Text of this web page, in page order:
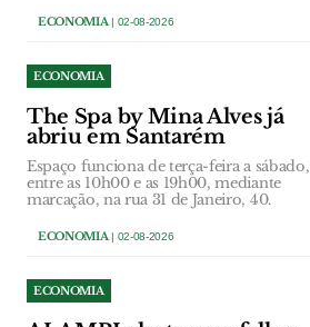
ECONOMIA| 02-08-2026
ECONOMIA
The Spa by Mina Alves já
abriu em Santarém
Espaço funciona de terça-feira a sábado,
entre as 10h00 e as 19h00, mediante
marcação, na rua 31 de Janeiro, 40.
ECONOMIA| 02-08-2026
ECONOMIA